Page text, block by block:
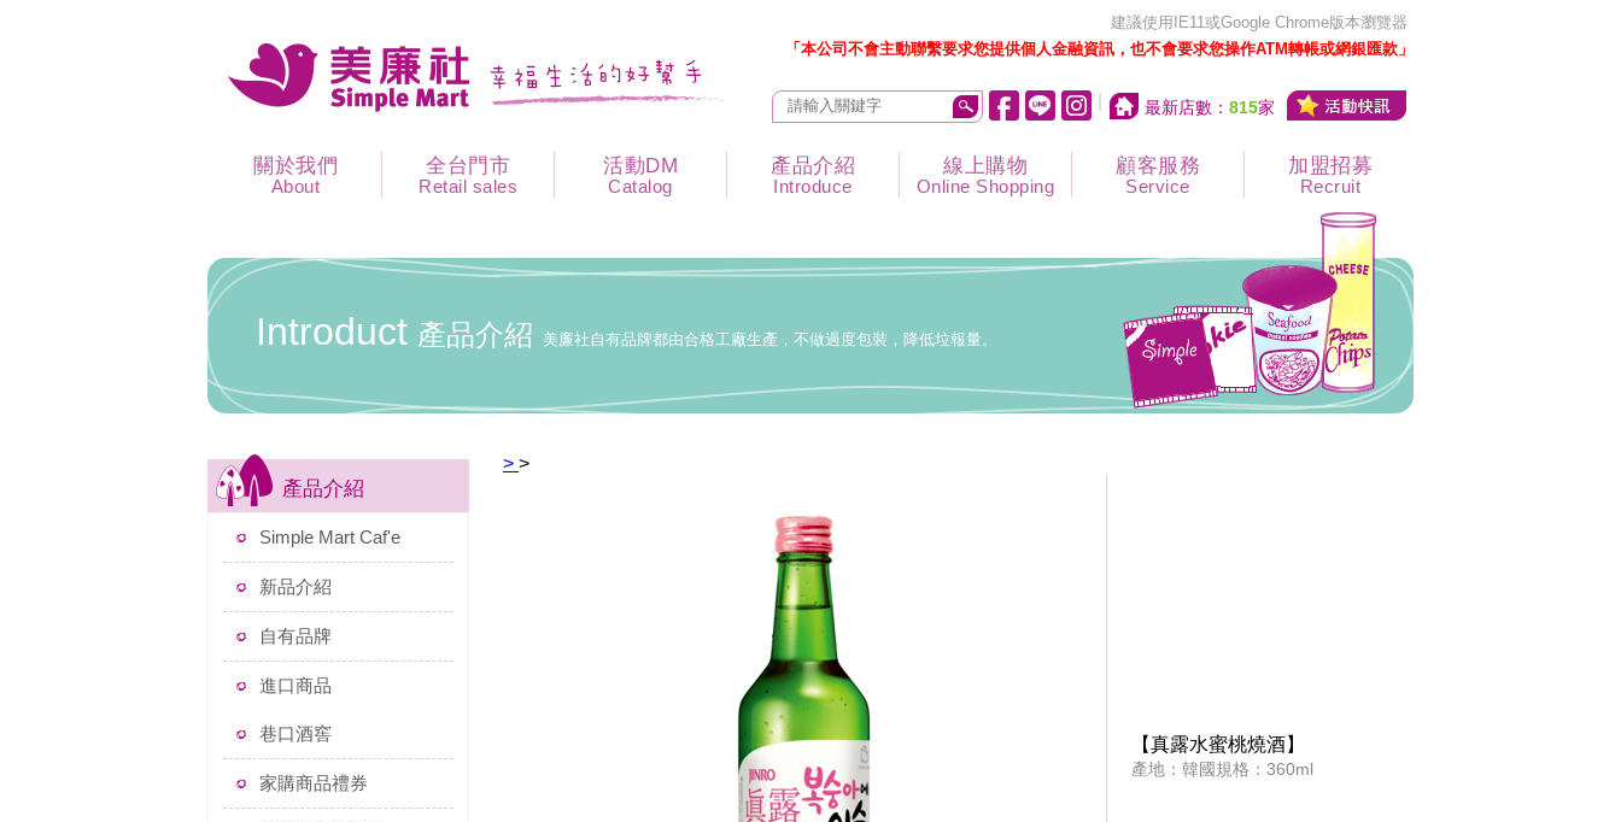
建議使用IE11或Google Chrome版本瀏覽器
「本公司不會主動聯繫要求您提供個人金融資訊，也不會要求您操作ATM轉帳或網銀匯款」
最新店數： 815家
關於我們
About
全台門市
Retail sales
活動DM
Catalog
產品介紹
Introduce
線上購物
Online Shopping
顧客服務
Service
加盟招募
Recruit
Introduct 產品介紹 美廉社自有品牌都由合格工廠生產，不做過度包裝，降低垃報量。
產品介紹
Simple Mart Caf'e
新品介紹
自有品牌
進口商品
巷口酒窖
家購商品禮券
> >
【真露水蜜桃燒酒】
產地：韓國規格：360ml